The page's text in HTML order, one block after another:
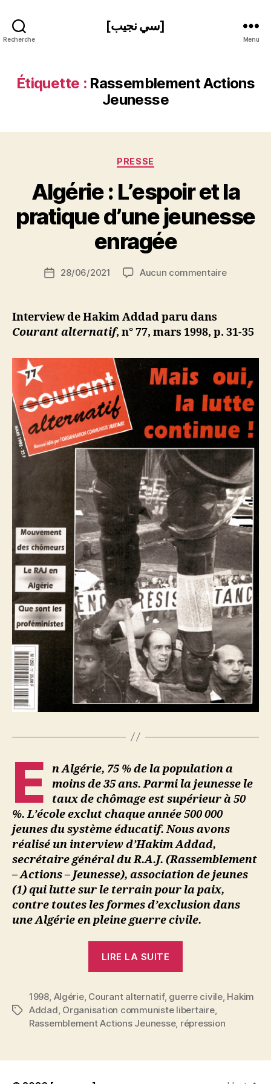
Recherche
[سي نجيب]
Menu
Étiquette : Rassemblement Actions
Jeunesse
Catégories
PRESSE
Algérie : L’espoir et la
pratique d’une jeunesse
enragée
de
P
a
r
S
N
ji
b
Date28/06/2021 Aucun commentairesur
la
d’une
jeunesse
enragée
Interview de Hakim Addad paru dans
Courant alternatif, n° 77, mars 1998, p. 31-35
E
n Algérie, 75 % de la population a
moins de 35 ans. Parmi la jeunesse le
taux de chômage est supérieur à 50
%. L’école exclut chaque année 500 000
jeunes du système éducatif. Nous avons
réalisé un interview d’Hakim Addad,
secrétaire général du R.A.J. (Rassemblement
– Actions – Jeunesse), association de jeunes
(1) qui lutte sur le terrain pour la paix,
contre toutes les formes d’exclusion dans
une Algérie en pleine guerre civile.
LIRE LA SUITE
et
la
pratique
jeunesse
enragée »
Étiquettes
1998, Algérie, Courant alternatif, guerre civile, Hakim
Addad, Organisation communiste libertaire,
Rassemblement Actions Jeunesse, répression